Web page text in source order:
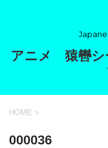
アニメ 猿轡シ
HOME >
000036